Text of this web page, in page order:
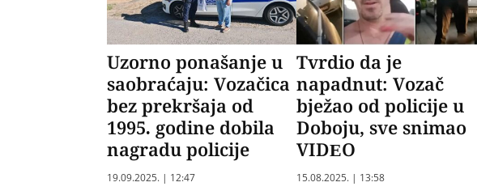
Uzorno ponašanje u
saobraćaju: Vozačica
bez prekršaja od
1995. godine dobila
nagradu policije
19.09.2025. | 12:47
Tvrdio da je
napadnut: Vozač
bježao od policije u
Doboju, sve snimao
VIDEO
15.08.2025. | 13:58